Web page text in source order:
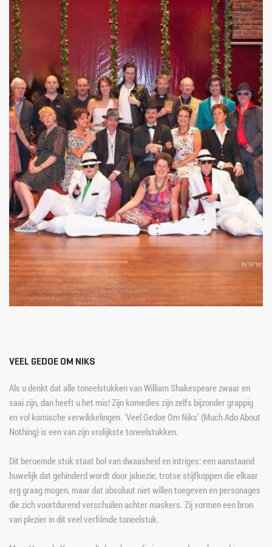
VEEL GEDOE OM NIKS
Als u denkt dat alle toneelstukken van William Shakespeare zwaar en
saai zijn, dan heeft u het mis! Zijn komedies zijn zelfs bijzonder grappig
en vol komische verwikkelingen. ‘Veel Gedoe Om Niks’ (Much Ado About
Nothing) is een van zijn vrolijkste toneelstukken.
Dit beroemde stuk staat bol van dwaasheid en intriges: een aanstaand
huwelijk dat gehinderd wordt door jaloezie, trotse stijfkoppen die elkaar
erg graag mogen, maar dat absoluut niet willen toegeven en personages
die zich voortdurend verschuilen achter maskers. Zij vormen een bron
van plezier in dit veel verfilmde toneelstuk.